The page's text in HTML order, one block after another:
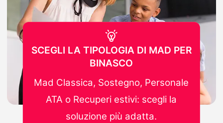
SCEGLI LA TIPOLOGIA DI MAD PER
BINASCO
Mad Classica, Sostegno, Personale
ATA o Recuperi estivi: scegli la
soluzione più adatta.